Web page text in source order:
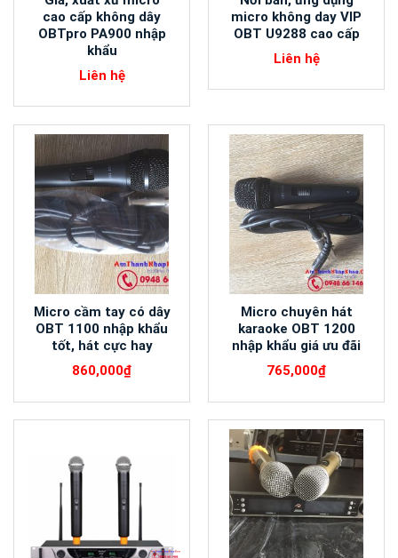
cao cấp không dây
OBTpro PA900 nhập
khẩu
Liên hệ
micro không day VIP
OBT U9288 cao cấp
Liên hệ
Micro cầm tay có dây
OBT 1100 nhập khẩu
tốt, hát cực hay
860,000₫
Micro chuyên hát
karaoke OBT 1200
nhập khẩu giá ưu đãi
765,000₫